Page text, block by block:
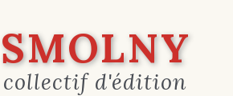
SMOLNY
collectif d'édition